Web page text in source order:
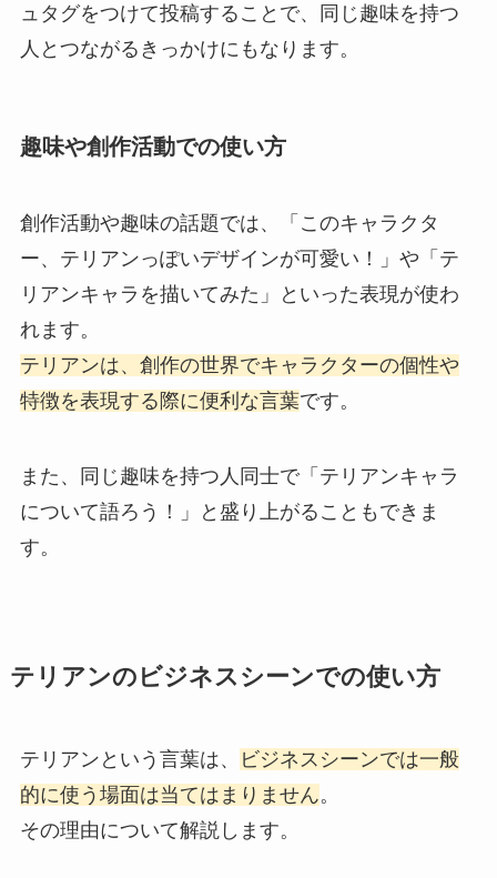
ュタグをつけて投稿することで、同じ趣味を持つ
人とつながるきっかけにもなります。
趣味や創作活動での使い方
創作活動や趣味の話題では、「このキャラクタ
ー、テリアンっぽいデザインが可愛い！」や「テ
リアンキャラを描いてみた」といった表現が使わ
れます。
テリアンは、創作の世界でキャラクターの個性や
特徴を表現する際に便利な言葉です。
また、同じ趣味を持つ人同士で「テリアンキャラ
について語ろう！」と盛り上がることもできま
す。
テリアンのビジネスシーンでの使い方
テリアンという言葉は、
ビジネスシーンでは一般
的に使う場面は当てはまりません。
その理由について解説します。